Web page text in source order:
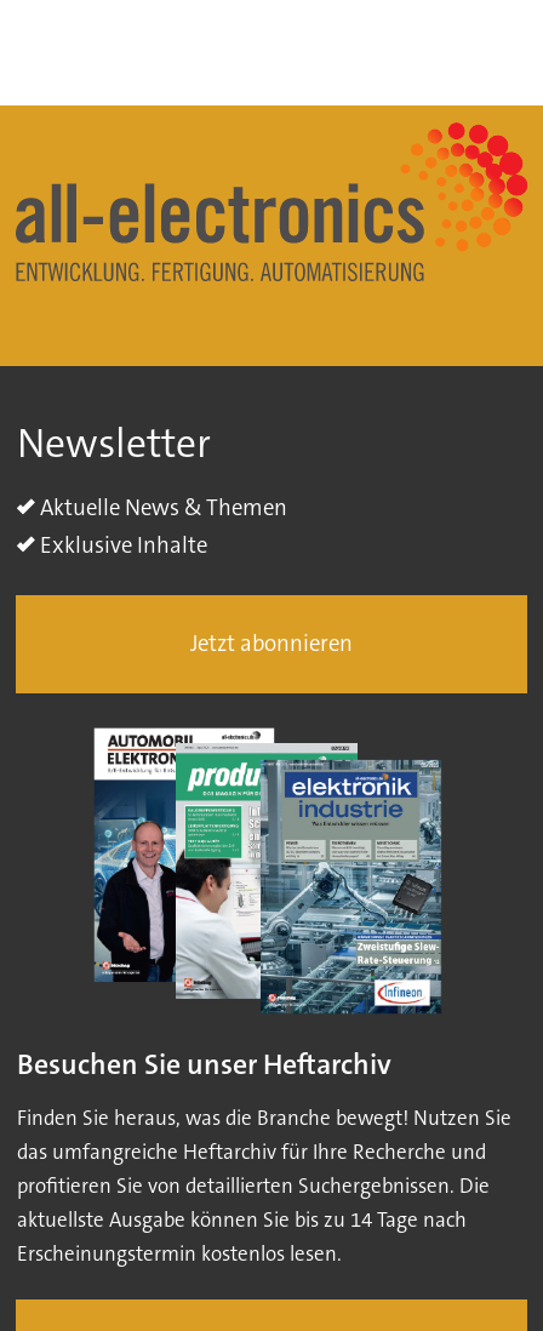
Newsletter
Aktuelle News & Themen
Exklusive Inhalte
Jetzt abonnieren
Besuchen Sie unser Heftarchiv
Finden Sie heraus, was die Branche bewegt! Nutzen Sie
das umfangreiche Heftarchiv für Ihre Recherche und
profitieren Sie von detaillierten Suchergebnissen. Die
aktuellste Ausgabe können Sie bis zu 14 Tage nach
Erscheinungstermin kostenlos lesen.